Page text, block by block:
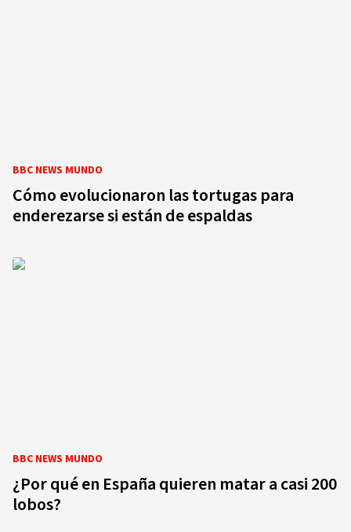
BBC NEWS MUNDO
Cómo evolucionaron las tortugas para
enderezarse si están de espaldas
BBC NEWS MUNDO
¿Por qué en España quieren matar a casi 200
lobos?